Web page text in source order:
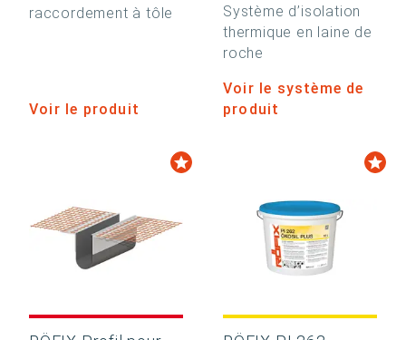
raccordement à tôle
Voir le produit
Système d’isolation
thermique en laine de
roche
Voir le système de
produit